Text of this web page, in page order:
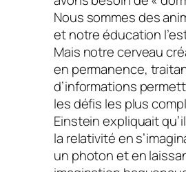
Nous sommes des
et notre éducation
Mais notre cerveau
en permanence,
d’informations
les défis les plus
Einstein expliquait
la relativité en
un photon et en